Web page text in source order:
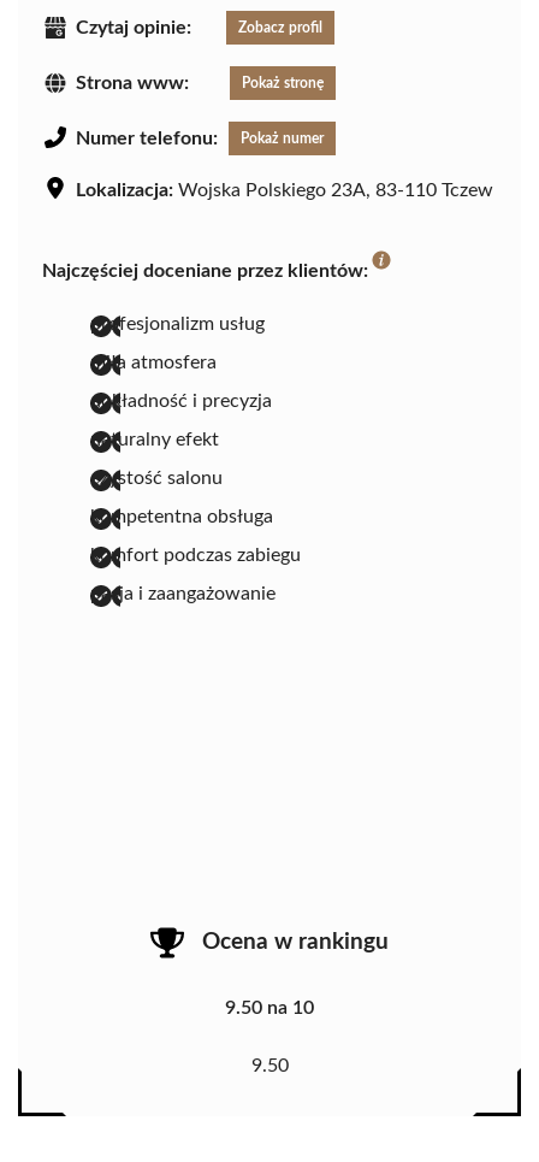
Czytaj opinie: Zobacz profil
Strona www: Pokaż stronę
Numer telefonu: Pokaż numer
Lokalizacja: Wojska Polskiego 23A, 83-110 Tczew
Najczęściej doceniane przez klientów:
profesjonalizm usług
miła atmosfera
dokładność i precyzja
naturalny efekt
czystość salonu
kompetentna obsługa
komfort podczas zabiegu
pasja i zaangażowanie
Ocena w rankingu
9.50 na 10
9.50